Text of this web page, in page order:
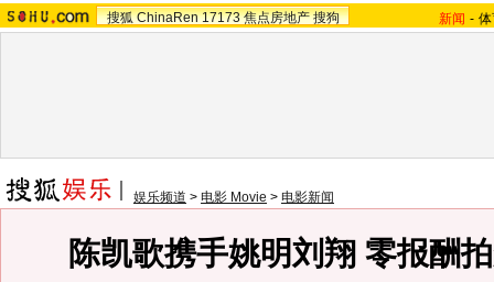
搜狐 ChinaRen 17173 焦点房地产 搜狗 新闻 -
娱乐频道 > 电影 Movie > 电影新闻
陈凯歌携手姚明刘翔 零报酬